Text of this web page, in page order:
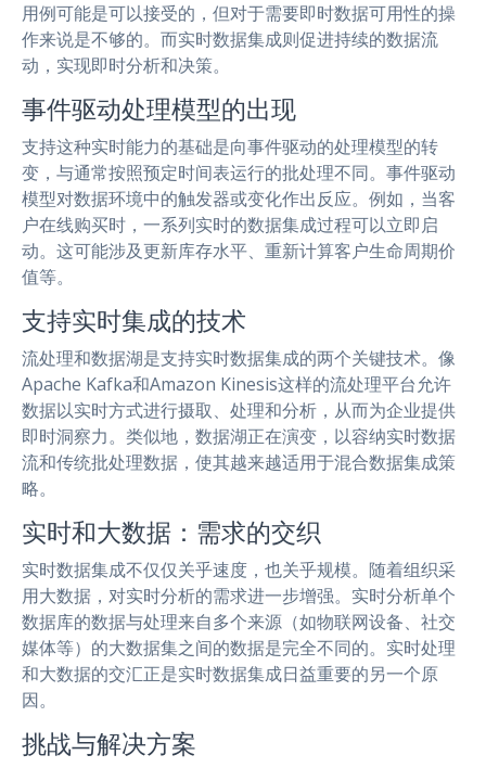
用例可能是可以接受的，但对于需要即时数据可用性的操
作来说是不够的。而实时数据集成则促进持续的数据流
动，实现即时分析和决策。
事件驱动处理模型的出现
支持这种实时能力的基础是向事件驱动的处理模型的转
变，与通常按照预定时间表运行的批处理不同。事件驱动
模型对数据环境中的触发器或变化作出反应。例如，当客
户在线购买时，一系列实时的数据集成过程可以立即启
动。这可能涉及更新库存水平、重新计算客户生命周期价
值等。
支持实时集成的技术
流处理和数据湖是支持实时数据集成的两个关键技术。像
Apache Kafka和Amazon Kinesis这样的流处理平台允许
数据以实时方式进行摄取、处理和分析，从而为企业提供
即时洞察力。类似地，数据湖正在演变，以容纳实时数据
流和传统批处理数据，使其越来越适用于混合数据集成策
略。
实时和大数据：需求的交织
实时数据集成不仅仅关乎速度，也关乎规模。随着组织采
用大数据，对实时分析的需求进一步增强。实时分析单个
数据库的数据与处理来自多个来源（如物联网设备、社交
媒体等）的大数据集之间的数据是完全不同的。实时处理
和大数据的交汇正是实时数据集成日益重要的另一个原
因。
挑战与解决方案